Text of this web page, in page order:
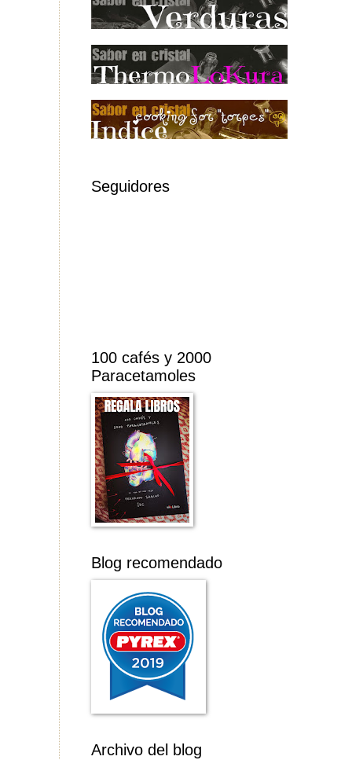
Seguidores
100 cafés y 2000
Paracetamoles
Blog recomendado
Archivo del blog